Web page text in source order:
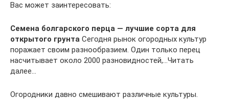
Вас может заинтересовать:
Семена болгарского перца — лучшие сорта для
открытого грунта Сегодня рынок огородных культур
поражает своим разнообразием. Один только перец
насчитывает около 2000 разновидностей,…Читать
далее…
Огородники давно смешивают различные культуры.